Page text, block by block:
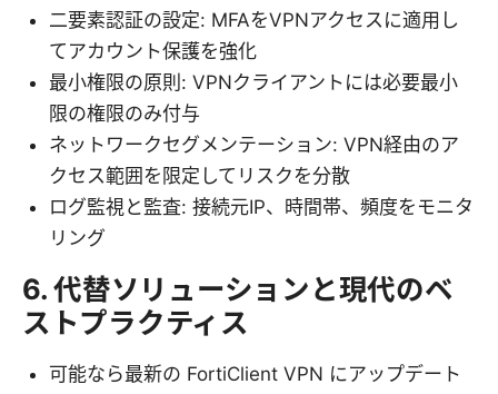
二要素認証の設定: MFAをVPNアクセスに適用し
てアカウント保護を強化
最小権限の原則: VPNクライアントには必要最小
限の権限のみ付与
ネットワークセグメンテーション: VPN経由のア
クセス範囲を限定してリスクを分散
ログ監視と監査: 接続元IP、時間帯、頻度をモニタ
リング
6. 代替ソリューションと現代のベ
ストプラクティス
可能なら最新の FortiClient VPN にアップデート